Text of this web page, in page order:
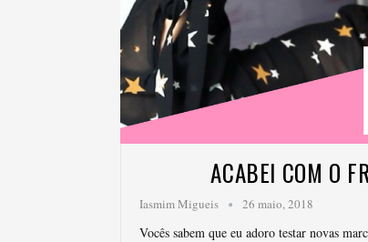
ACABEI COM O
Iasmim Migueis 26 maio, 2018
Vocês sabem que eu adoro testar novas